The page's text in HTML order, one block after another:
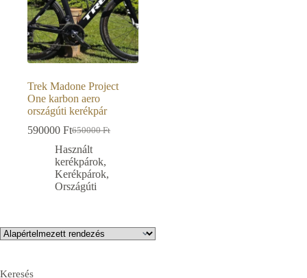
Trek Madone Project
One karbon aero
országúti kerékpár
650000Ft
Original
price
was:
650000 Ft.
590000 FtCurrent
price
is:
590000 Ft.
Használt
kerékpárok,
Kerékpárok,
Országúti
Keresés